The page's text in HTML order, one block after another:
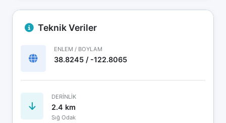
Teknik Veriler
ENLEM / BOYLAM
38.8245 / -122.8065
DERINLIK
2.4 km
Sığ Odak